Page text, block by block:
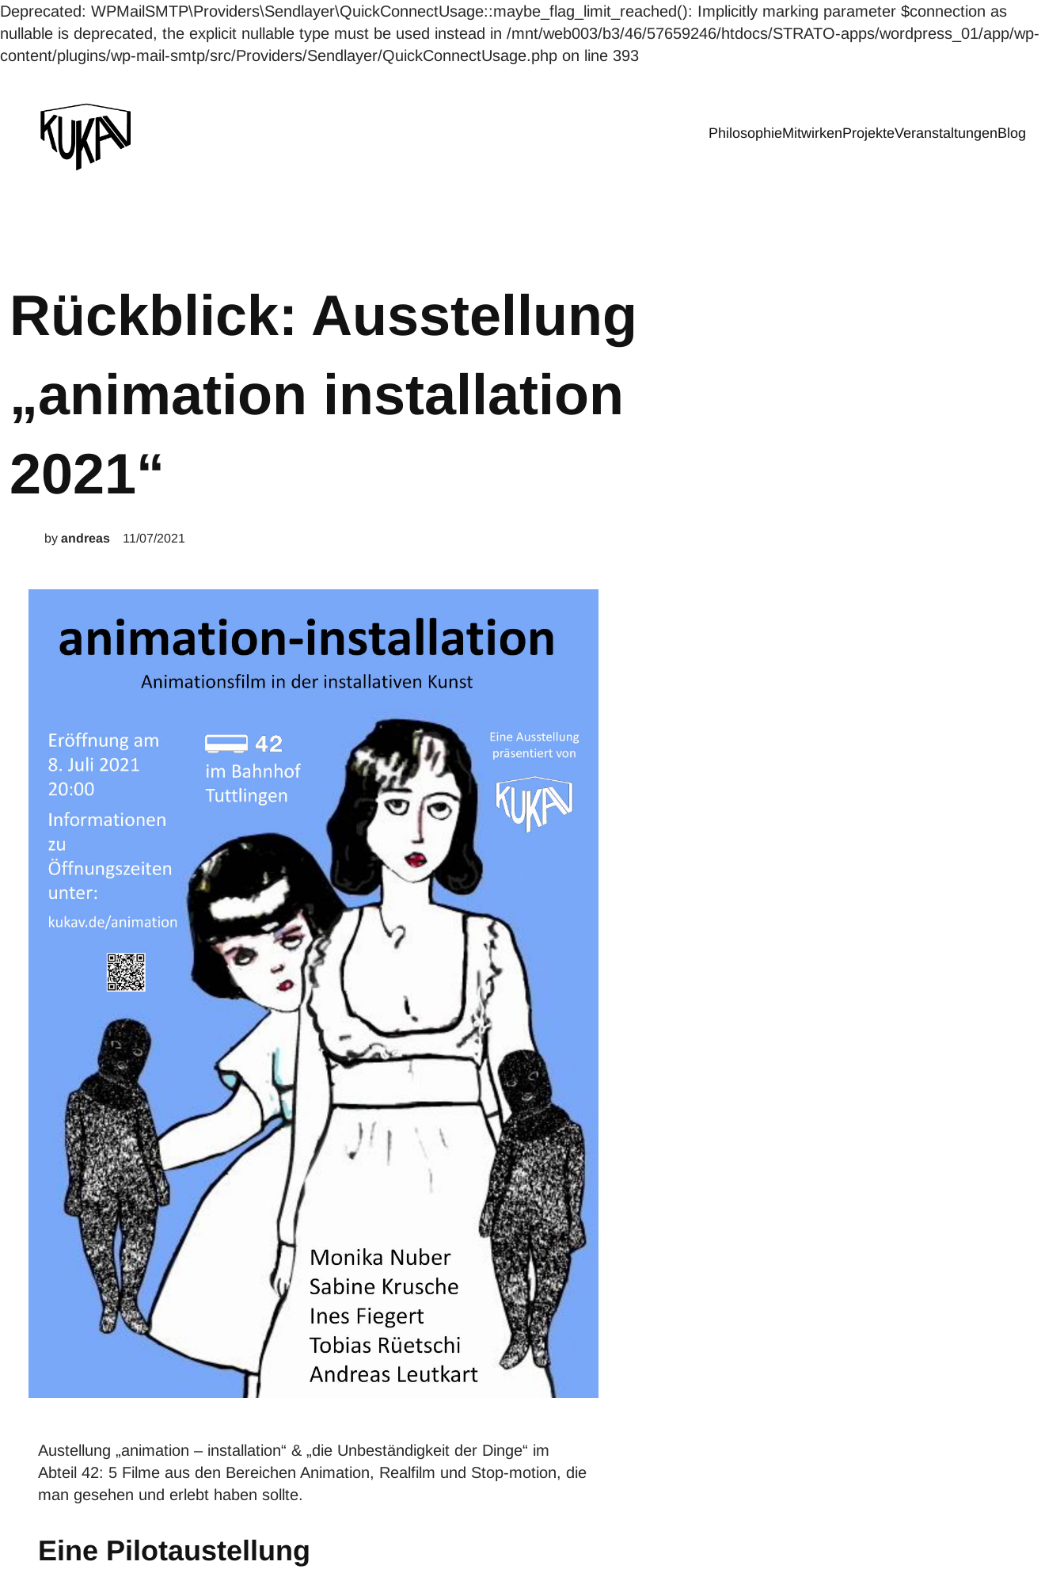
Deprecated: WPMailSMTP\Providers\Sendlayer\QuickConnectUsage::maybe_flag_limit_reached(): Implicitly marking parameter $connection as
nullable is deprecated, the explicit nullable type must be used instead in /mnt/web003/b3/46/57659246/htdocs/STRATO-apps/wordpress_01/app/wp-
content/plugins/wp-mail-smtp/src/Providers/Sendlayer/QuickConnectUsage.php on line 393
PhilosophieMitwirkenProjekteVeranstaltungenBlog
Rückblick: Ausstellung
„animation installation
2021“
byandreas 11/07/2021
Austellung „animation – installation“ & „die Unbeständigkeit der Dinge“ im
Abteil 42: 5 Filme aus den Bereichen Animation, Realfilm und Stop-motion, die
man gesehen und erlebt haben sollte.
Eine Pilotaustellung